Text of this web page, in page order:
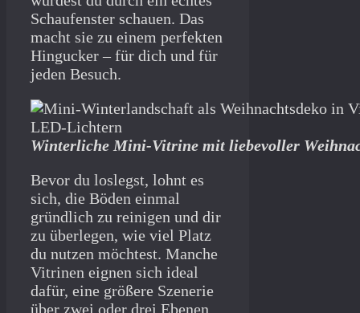
Schaufenster schauen. Das
macht sie zu einem perfekten
Hingucker – für dich und für
jeden Besuch.
Winterliche Mini-Vitrine mit liebevoller
Bevor du loslegst, lohnt es
sich, die Böden einmal
gründlich zu reinigen und dir
zu überlegen, wie viel Platz
du nutzen möchtest. Manche
Vitrinen eignen sich ideal
dafür, eine größere Szenerie
über zwei oder drei Ebenen